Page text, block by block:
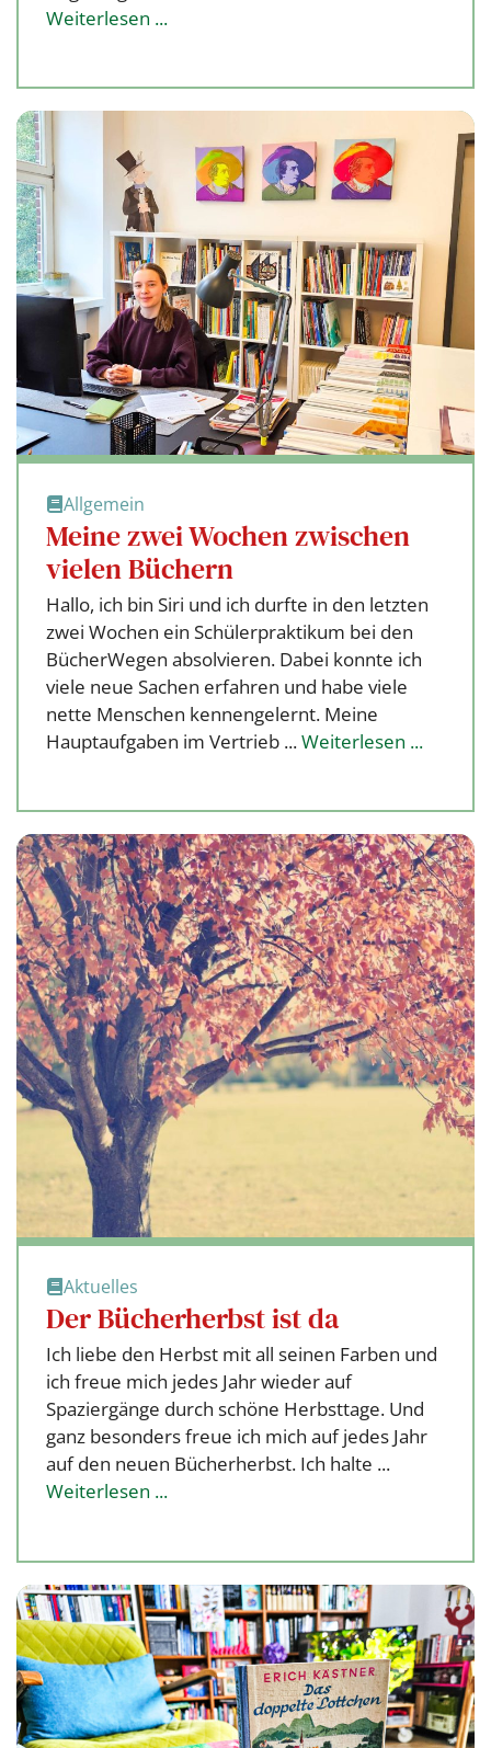
Weiterlesen ...
Allgemein
Meine zwei Wochen zwischen
vielen Büchern
Hallo, ich bin Siri und ich durfte in den letzten
zwei Wochen ein Schülerpraktikum bei den
BücherWegen absolvieren. Dabei konnte ich
viele neue Sachen erfahren und habe viele
nette Menschen kennengelernt. Meine
Hauptaufgaben im Vertrieb ...Weiterlesen ...
Aktuelles
Der Bücherherbst ist da
Ich liebe den Herbst mit all seinen Farben und
ich freue mich jedes Jahr wieder auf
Spaziergänge durch schöne Herbsttage. Und
ganz besonders freue ich mich auf jedes Jahr
auf den neuen Bücherherbst. Ich halte ...
Weiterlesen ...